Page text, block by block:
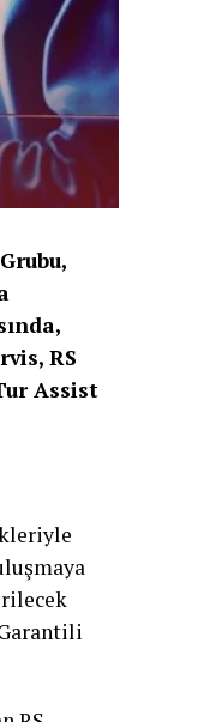
RS
Assist